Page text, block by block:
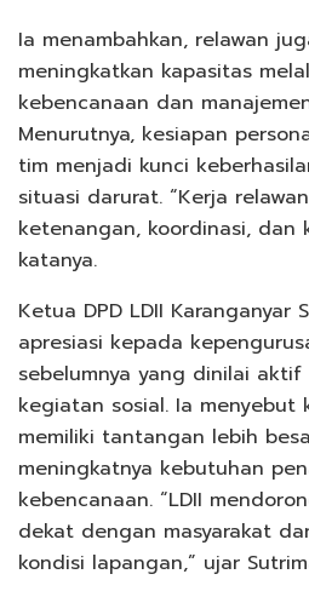
Ia menambahkan, relawan
meningkatkan kapasitas
kebencanaan dan
Menurutnya, kesiapan
tim menjadi kunci
situasi darurat. “Kerja
ketenangan, koordinasi, dan
katanya.
Ketua DPD LDII Karanganyar
apresiasi kepada
sebelumnya yang dinilai
kegiatan sosial. Ia menyebut
memiliki tantangan lebih
meningkatnya kebutuhan
kebencanaan. “LDII
dekat dengan masyarakat
kondisi lapangan,” ujar